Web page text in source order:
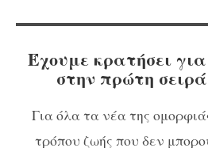
Έχουμε κρατήσει
στην πρώτη
Για όλα τα νέα της
τρόπου ζωής που δεν